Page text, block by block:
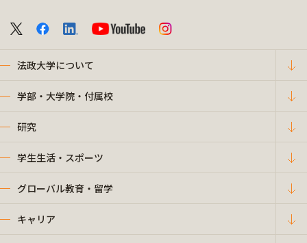
法政大学について
学部・大学院・付属校
研究
学生生活・スポーツ
グローバル教育・留学
キャリア